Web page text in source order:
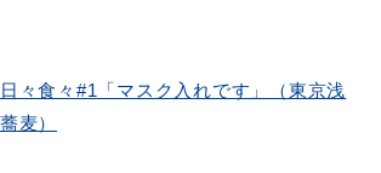
々食々#1「マスク入れです」（東京浅
麦）